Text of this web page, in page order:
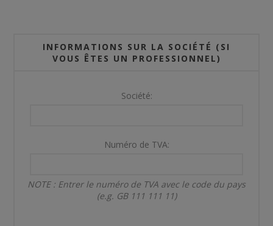
INFORMATIONS SUR LA SOCIÉTÉ (SI
VOUS ÊTES UN PROFESSIONNEL)
Société:
Numéro de TVA:
NOTE : Entrer le numéro de TVA avec le code du pays
(e.g. GB 111 111 11)